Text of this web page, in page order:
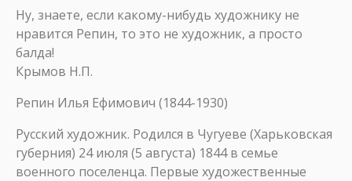
Ну, знаете, если какому-нибудь художнику не
нравится Репин, то это не художник, а просто
балда!
Крымов Н.П.
Репин Илья Ефимович (1844-1930)
Русский художник. Родился в Чугуеве (Харьковская
губерния) 24 июля (5 августа) 1844 в семье
военного поселенца. Первые художественные